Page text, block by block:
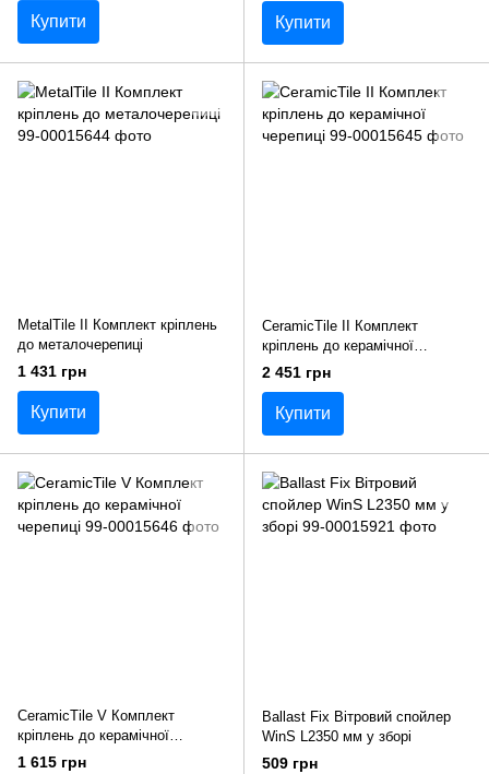
Купити Купити
MetalTile II Комплект кріплень
до металочерепиці
1 431 грн
Купити
CeramicTile II Комплект
кріплень до керамічної
черепиці
2 451 грн
Купити
CeramicTile V Комплект
кріплень до керамічної
черепиці
1 615 грн
Ballast Fix Вітровий спойлер
WinS L2350 мм у зборі
509 грн